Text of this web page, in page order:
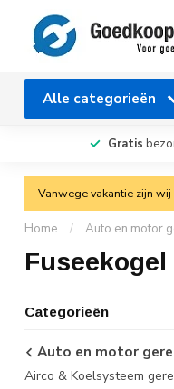
Alle categorieën
Gratis
Vanwege vakantie zijn
Home / Auto en motor
Categorieën
Auto en motor
Airco & Koelsysteem